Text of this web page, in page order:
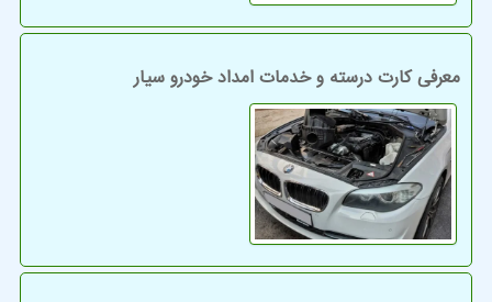
معرفی کارت درسته و خدمات امداد خودرو سیار